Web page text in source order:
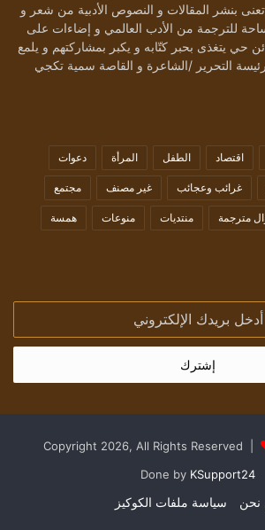
تعنى بنشر المقالات و النصوص الأدبية من شعر و
للترجمة من الأدب العالمي و إضاءات على
حي يتغذى بحبر كتّابه و يكبر بمشاركتهم و يلمع
التحرير /الشاعرة و القاصة سمية تكجي
اقتصاد الطفل المرأة دعوات
غرائب وعجائب غير مصنف مجتمع
مترجمة منتديات منوعات همسة
Done by KSupport24
نحن سياسة ملفات الكوكيز